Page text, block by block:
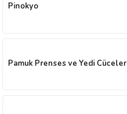
Pinokyo
Pamuk Prenses ve Yedi Cüceler